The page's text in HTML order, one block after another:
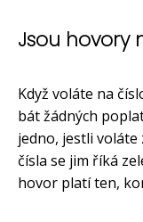
Jsou hovory
Když voláte na
bát žádných
jedno, jestli
čísla se jim říká
hovor platí ten,